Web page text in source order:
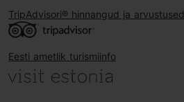
TripAdvisori® hinnangud ja arvustused
Eesti ametlik turismiinfo